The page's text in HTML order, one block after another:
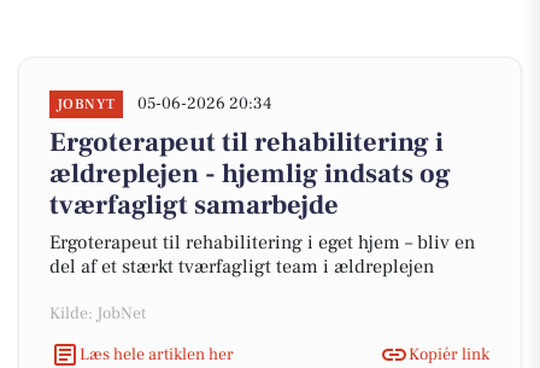
JOBNYT 05-06-2026 20:34
Ergoterapeut til rehabilitering i
ældreplejen - hjemlig indsats og
tværfagligt samarbejde
Ergoterapeut til rehabilitering i eget hjem – bliv en
del af et stærkt tværfagligt team i ældreplejen
Kilde: JobNet
Læs hele artiklen her
Kopiér link